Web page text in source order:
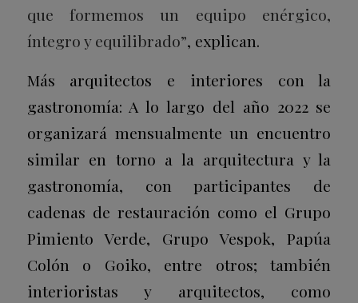
que formemos un equipo enérgico,
íntegro y equilibrado”, explican.
Más arquitectos e interiores con la
gastronomía: A lo largo del año 2022 se
organizará mensualmente un encuentro
similar en torno a la arquitectura y la
gastronomía, con participantes de
cadenas de restauración como el Grupo
Pimiento Verde, Grupo Vespok, Papúa
Colón o Goiko, entre otros; también
interioristas y arquitectos, como